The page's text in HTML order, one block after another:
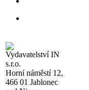
Vydavatelství IN
s.r.o.
Horní náměstí 12,
466 01 Jablonec